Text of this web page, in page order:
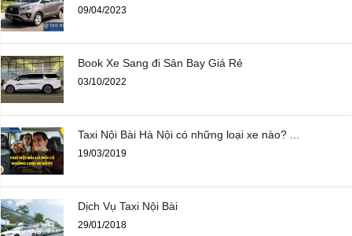
09/04/2023
Book Xe Sang đi Sân Bay Giá Rẻ
03/10/2022
Taxi Nội Bài Hà Nội có những loại xe nào? ...
19/03/2019
Dịch Vụ Taxi Nội Bài
29/01/2018